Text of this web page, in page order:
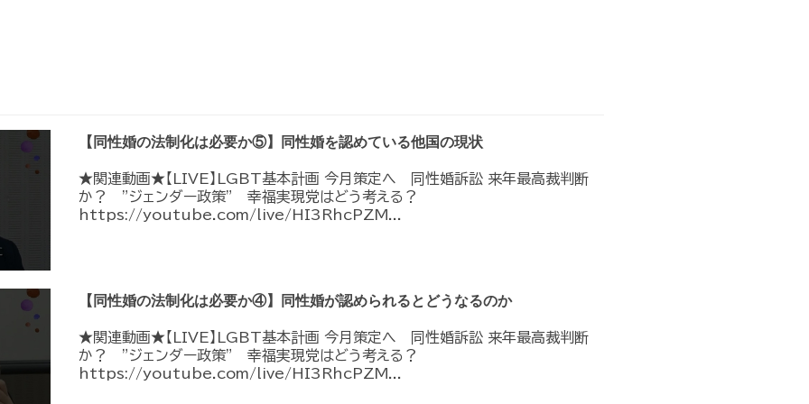
【同性婚の法制化は必要か⑤】同性婚を認めている他国の現状
★関連動画★【LIVE】LGBT基本計画 今月策定へ 同性婚訴訟 来年最高裁判断
か？ ”ジェンダー政策” 幸福実現党はどう考える？
https://youtube.com/live/HI3RhcPZM...
【同性婚の法制化は必要か④】同性婚が認められるとどうなるのか
★関連動画★【LIVE】LGBT基本計画 今月策定へ 同性婚訴訟 来年最高裁判断
か？ ”ジェンダー政策” 幸福実現党はどう考える？
https://youtube.com/live/HI3RhcPZM...